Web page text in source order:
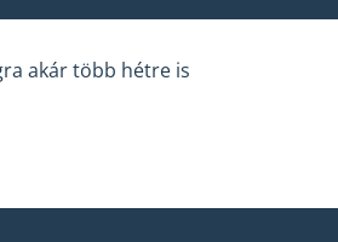
akár több hétre is